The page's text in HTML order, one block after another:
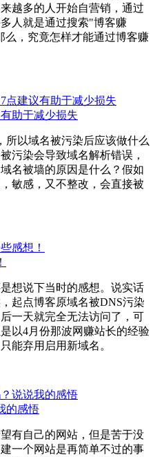
越多的人开始自营销，通过
人就是通过搜索"博客赚
么，究竟怎样才能通过博客赚
助于减少损失
所以域名被污染后应该做什么
污染会导致域名解析错误，
名被墙的原因是什么？假如
敏感，又不整改，会直接被
想说下当时的感想。说实话
起点博客原域名被DNS污染
一天就完全无法访问了，可
以4月份那波网赚站长的经验
能弃用启用新域名。
的感悟
有自己的网站，但是苦于没
一个网站是再简单不过的事